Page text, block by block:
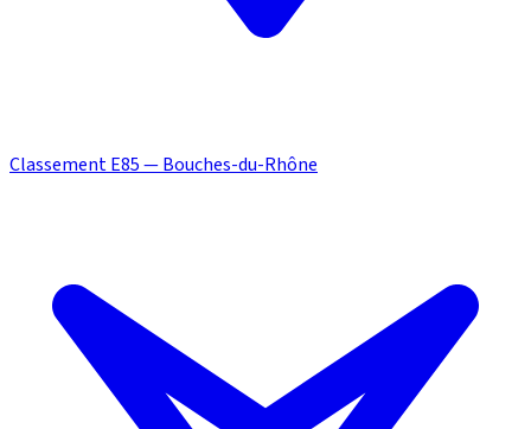
Classement E85 — Bouches-du-Rhône